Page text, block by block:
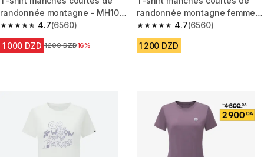
randonnée montagne - MH100
- Femme 4.7
4.7 out of 5 stars from 6560 reviews
(6560)
1 000 DZD Prix avant la réduction
1 200 DZD16%
randonnée montagne femme,
MH100 noir4.7
4.7 out of 5 stars from 6560
(6560)
1 200 DZD